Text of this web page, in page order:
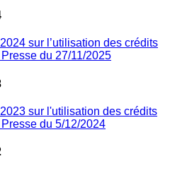
sur l’utilisation des crédits
du 27/11/2025
sur l'utilisation des crédits
du 5/12/2024